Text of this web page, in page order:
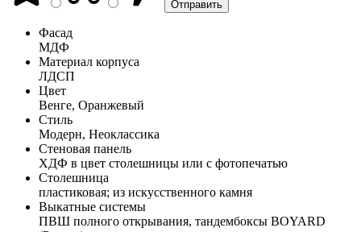
Фасад
МДФ
Материал корпуса
ЛДСП
Цвет
Венге, Оранжевый
Стиль
Модерн, Неоклассика
Стеновая панель
ХДФ в цвет столешницы или с фотопечатью
Столешница
пластиковая; из искусственного камня
Выкатные системы
ПВШ полного открывания, тандембоксы BOYARD